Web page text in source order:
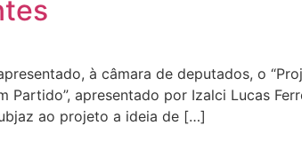
à câmara de deputados, o
Partido”, apresentado por Izalci Lucas
ao projeto a ideia de […]